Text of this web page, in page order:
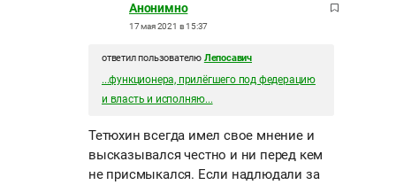
Анонимно
17 мая 2021 в 15:37
ответил пользователю Лепосавич
...функционера, прилёгшего под федерацию
и власть и исполняю...
Тетюхин всегда имел свое мнение и
высказывался честно и ни перед кем
не присмыкался. Если надлюдали за